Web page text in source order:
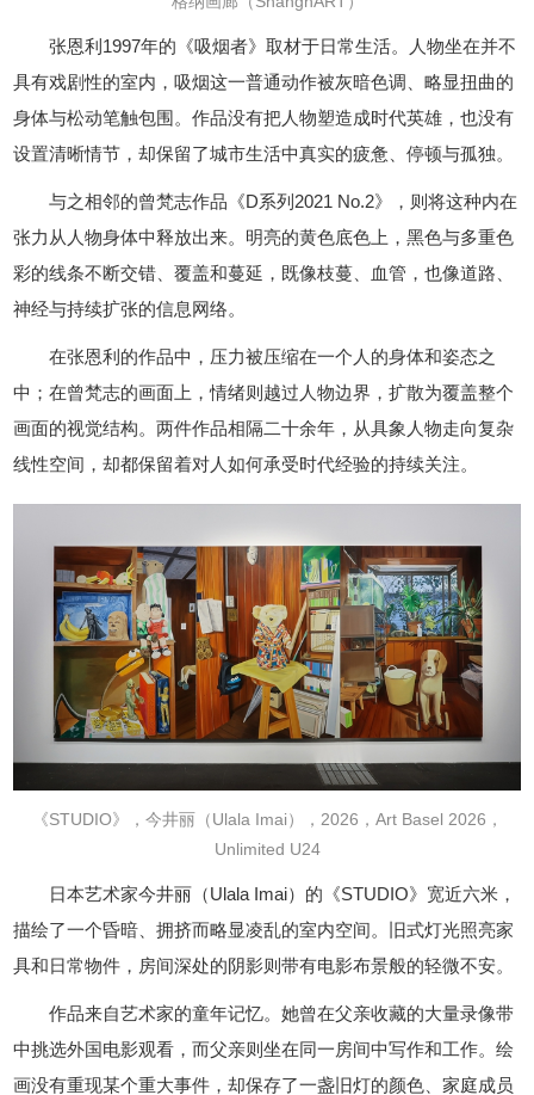
张恩利1997年的《吸烟者》取材于日常生活。人物坐在并不
具有戏剧性的室内，吸烟这一普通动作被灰暗色调、略显扭曲的
身体与松动笔触包围。作品没有把人物塑造成时代英雄，也没有
设置清晰情节，却保留了城市生活中真实的疲惫、停顿与孤独。
与之相邻的曾梵志作品《D系列2021 No.2》，则将这种内在
张力从人物身体中释放出来。明亮的黄色底色上，黑色与多重色
彩的线条不断交错、覆盖和蔓延，既像枝蔓、血管，也像道路、
神经与持续扩张的信息网络。
在张恩利的作品中，压力被压缩在一个人的身体和姿态之
中；在曾梵志的画面上，情绪则越过人物边界，扩散为覆盖整个
画面的视觉结构。两件作品相隔二十余年，从具象人物走向复杂
线性空间，却都保留着对人如何承受时代经验的持续关注。
《STUDIO》，今井丽（Ulala Imai），2026，Art Basel 2026，
Unlimited U24
日本艺术家今井丽（Ulala Imai）的《STUDIO》宽近六米，
描绘了一个昏暗、拥挤而略显凌乱的室内空间。旧式灯光照亮家
具和日常物件，房间深处的阴影则带有电影布景般的轻微不安。
作品来自艺术家的童年记忆。她曾在父亲收藏的大量录像带
中挑选外国电影观看，而父亲则坐在同一房间中写作和工作。绘
画没有重现某个重大事件，却保存了一盏旧灯的颜色、家庭成员